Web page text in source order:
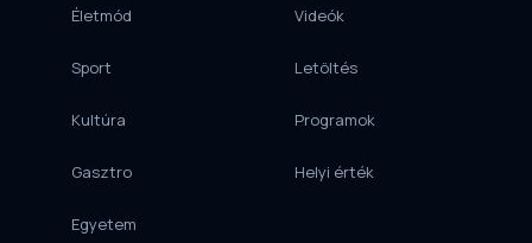
Életmód
Sport
Kultúra
Gasztro
Egyetem
Videók
Letöltés
Programok
Helyi érték